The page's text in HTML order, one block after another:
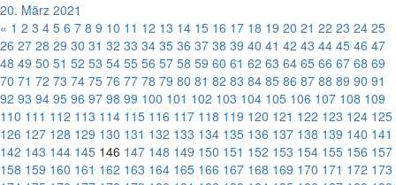
20. März 2021
« 1 2 3 4 5 6 7 8 9 10 11 12 13 14 15 16 17 18 19 20 21 22 23 24 25
26 27 28 29 30 31 32 33 34 35 36 37 38 39 40 41 42 43 44 45 46 47
48 49 50 51 52 53 54 55 56 57 58 59 60 61 62 63 64 65 66 67 68 69
70 71 72 73 74 75 76 77 78 79 80 81 82 83 84 85 86 87 88 89 90 91
92 93 94 95 96 97 98 99 100 101 102 103 104 105 106 107 108 109
110 111 112 113 114 115 116 117 118 119 120 121 122 123 124 125
126 127 128 129 130 131 132 133 134 135 136 137 138 139 140 141
142 143 144 145 146 147 148 149 150 151 152 153 154 155 156 157
158 159 160 161 162 163 164 165 166 167 168 169 170 171 172 173